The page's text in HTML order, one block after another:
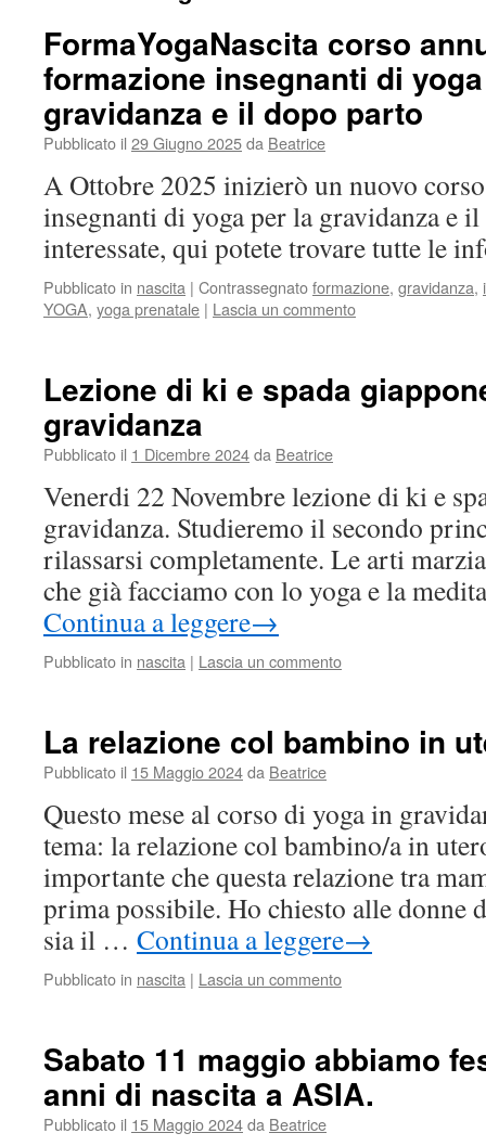
FormaYogaNascita corso
formazione insegnanti di
gravidanza e il dopo parto
Pubblicato il 29 Giugno 2025da Beatrice
A Ottobre 2025 inizierò un nuovo
insegnanti di yoga per la gravidanza e
interessate, qui potete trovare tutte le
Pubblicato in nascita | Contrassegnatoformazione, gravidanza,
YOGA, yoga prenatale | Lascia un commento
Lezione di ki e spada
gravidanza
Pubblicato il 1 Dicembre 2024da Beatrice
Venerdi 22 Novembre lezione di ki e
gravidanza. Studieremo il secondo
rilassarsi completamente. Le arti
che già facciamo con lo yoga e la
Continua a leggere→
Pubblicato in nascita | Lascia un commento
La relazione col bambino in
Pubblicato il 15 Maggio 2024da Beatrice
Questo mese al corso di yoga in
tema: la relazione col bambino/a in
importante che questa relazione tra
prima possibile. Ho chiesto alle donne
sia il … Continua a leggere→
Pubblicato in nascita | Lascia un commento
Sabato 11 maggio abbiamo
anni di nascita a ASIA.
Pubblicato il 15 Maggio 2024da Beatrice